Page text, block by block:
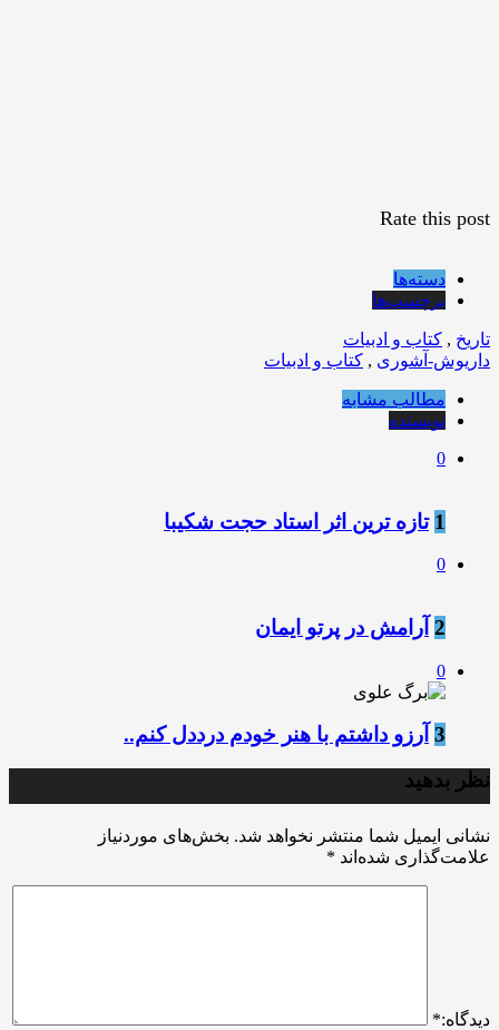
Rate this post
دسته‌ها
برچسب‌ها
تاریخ , کتاب و ادبیات
داریوش-آشوری , کتاب و ادبیات
مطالب مشابه
نویسنده
0
1 تازه ترین اثر استاد حجت شکیبا
0
2 آرامش در پرتو ایمان
0
3 آرزو داشتم با هنر خودم درددل کنم..
نظر بدهید
نشانی ایمیل شما منتشر نخواهد شد. بخش‌های موردنیاز
علامت‌گذاری شده‌اند *
ديدگاه:*